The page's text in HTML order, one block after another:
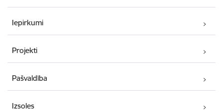
Iepirkumi
Projekti
Pašvaldība
Izsoles